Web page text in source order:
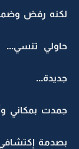
لكنه رفض
حاولي تنسي...
جديدة...
جمدت بمكاني
بصدمة